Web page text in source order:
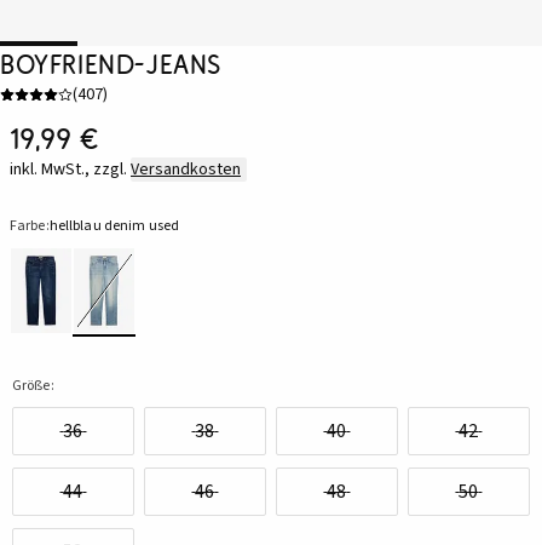
Boyfriend-Jeans
(407)
19,99 €
inkl. MwSt., zzgl. Versandkosten
Farbe:hellblau denim used
Größe:
36 38 40 42
44 46 48 50